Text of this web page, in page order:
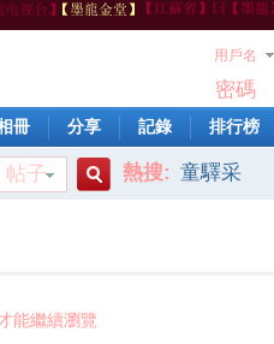
用戶名
密碼
冊 分享 記錄 排行榜
帖子
索
熱搜: 童驛采
能繼續瀏覽